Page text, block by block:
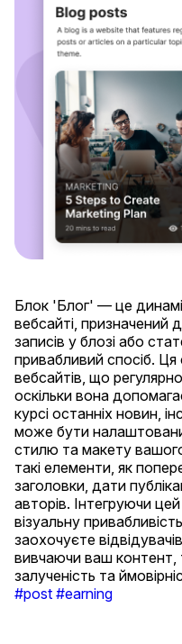
Блок 'Блог' — це
вебсайті, призначений
записів у блозі або
привабливий спосіб.
вебсайтів, що
оскільки вона
курсі останніх новин,
може бути
стилю та макету
такі елементи, як
заголовки, дати
авторів. Інтегруючи
візуальну
заохочуєте
вивчаючи ваш
залученість та
#post #earning